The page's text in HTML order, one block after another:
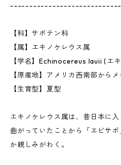
【科】サボテン科
【属】エキノケレウス属
【学名】Echinocereus lauii (エ
【原産地】アメリカ西南部から
【生育型】夏型
エキノケレウス属は、昔日本に
曲がっていたことから「エビサ
か親しみがわく。